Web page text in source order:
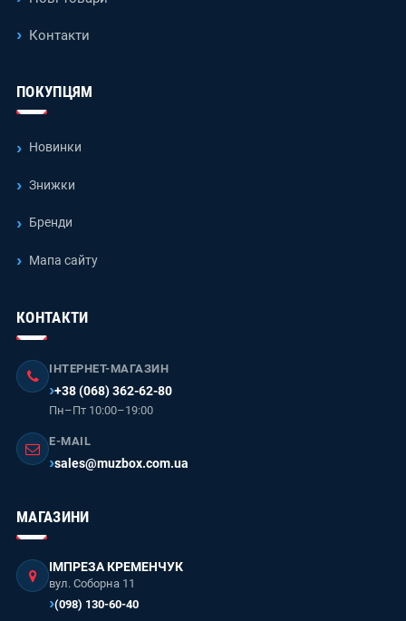
Контакти
ПОКУПЦЯМ
Новинки
Знижки
Бренди
Мапа сайту
КОНТАКТИ
ІНТЕРНЕТ-МАГАЗИН
+38 (068) 362-62-80
Пн–Пт 10:00–19:00
E-MAIL
sales@muzbox.com.ua
МАГАЗИНИ
ІМПРЕЗА КРЕМЕНЧУК
вул. Соборна 11
(098) 130-60-40